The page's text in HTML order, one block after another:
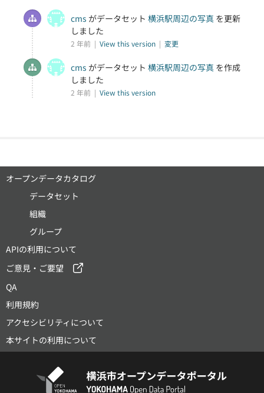
cms がデータセット 横浜駅周辺の写真 を更新
しました
2 年前 | View this version | 変更
cms がデータセット 横浜駅周辺の写真 を作成
しました
2 年前 | View this version
オープンデータカタログ
データセット
組織
グループ
APIの利用について
ご意見・ご要望
QA
利用規約
アクセシビリティについて
本サイトの利用について